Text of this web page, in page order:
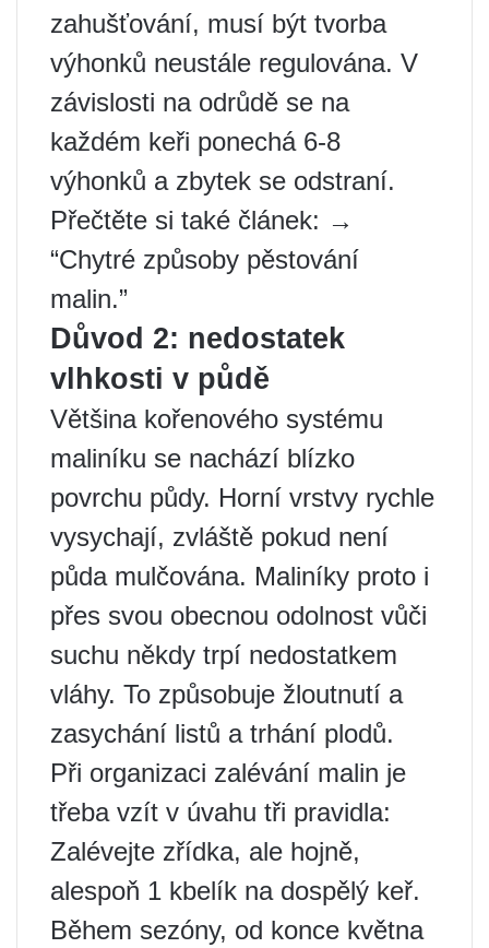
zahušťování, musí být tvorba
výhonků neustále regulována. V
závislosti na odrůdě se na
každém keři ponechá 6-8
výhonků a zbytek se odstraní.
Přečtěte si také článek: →
“Chytré způsoby pěstování
malin.”
Důvod 2: nedostatek
vlhkosti v půdě
Většina kořenového systému
maliníku se nachází blízko
povrchu půdy. Horní vrstvy rychle
vysychají, zvláště pokud není
půda mulčována. Maliníky proto i
přes svou obecnou odolnost vůči
suchu někdy trpí nedostatkem
vláhy. To způsobuje žloutnutí a
zasychání listů a trhání plodů.
Při organizaci zalévání malin je
třeba vzít v úvahu tři pravidla:
Zalévejte zřídka, ale hojně,
alespoň 1 kbelík na dospělý keř.
Během sezóny, od konce května